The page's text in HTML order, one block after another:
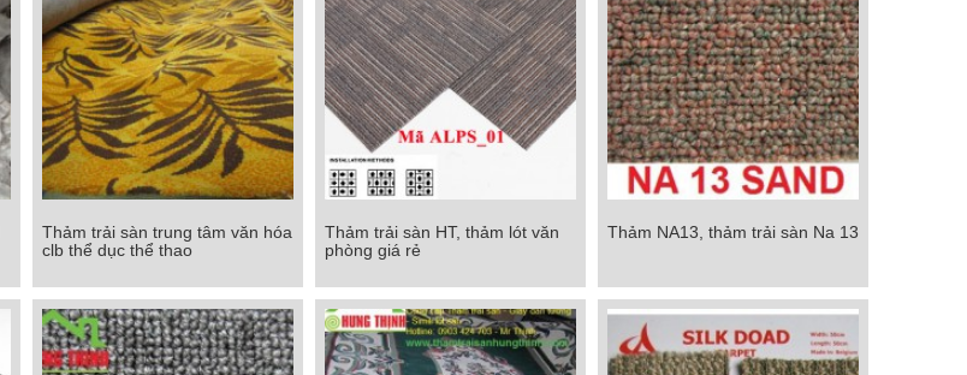
Thảm trải sàn trung tâm văn hóa
Chi tiết
Thảm trải sàn trung tâm văn hóa
clb thể dục thể thao
Thảm trải sàn HT, thảm lót văn
Chi tiết
Thảm trải sàn HT, thảm lót văn
phòng giá rẻ
Thảm NA13, thảm trải sàn Na 13
Thảm NA13, thảm trải sàn Na 13